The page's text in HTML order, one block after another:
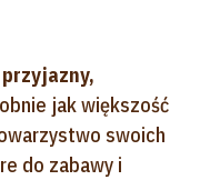
przyjazny,
jak większość
swoich
do zabawy i